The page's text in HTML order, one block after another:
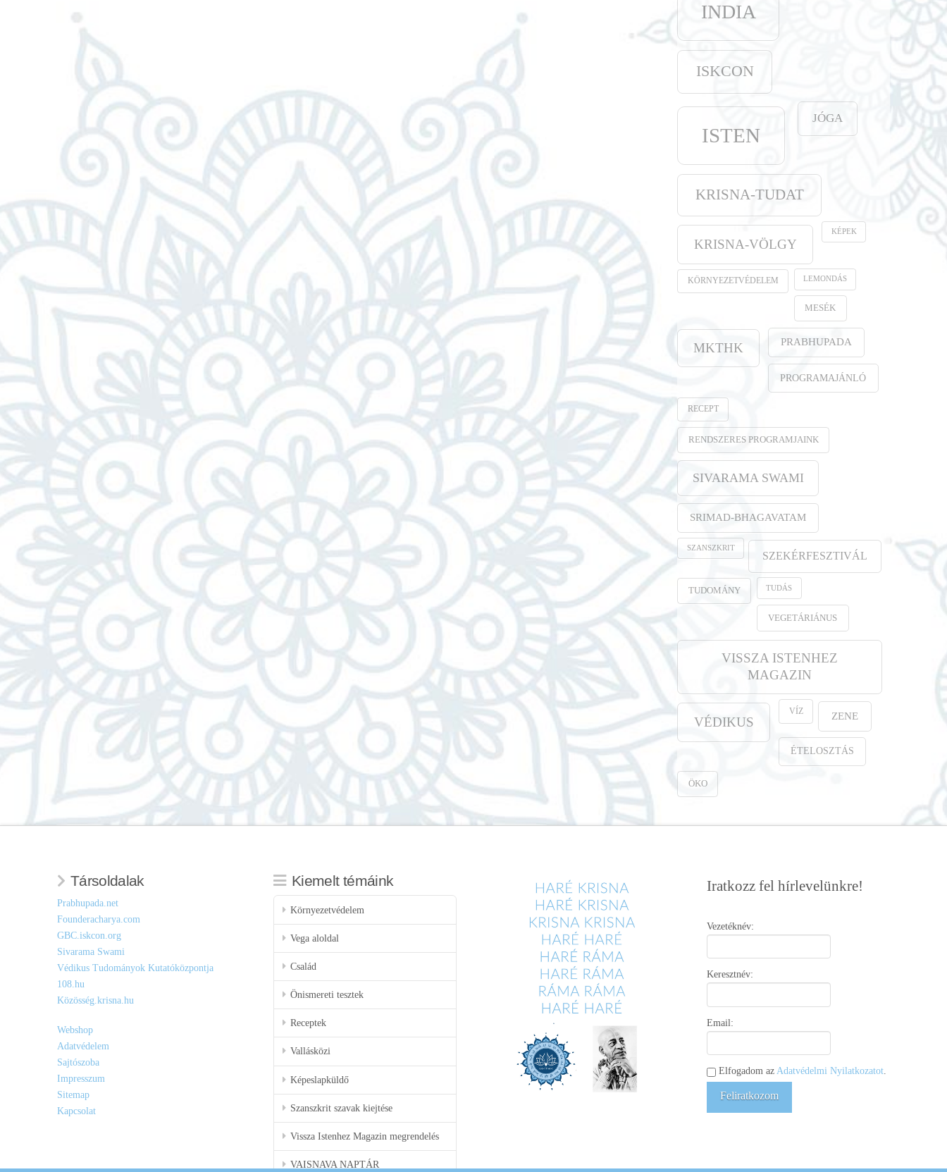
INDIA
ISKCON
ISTEN
JÓGA
KRISNA-TUDAT
KRISNA-VÖLGY
KÉPEK
KÖRNYEZETVÉDELEM LEMONDÁS
MESÉK
MKTHK PRABHUPADA
PROGRAMAJÁNLÓ
RECEPT
RENDSZERES PROGRAMJAINK
SIVARAMA SWAMI
SRIMAD-BHAGAVATAM
SZANSZKRIT
SZEKÉRFESZTIVÁL
TUDOMÁNY TUDÁS
VEGETÁRIÁNUS
VISSZA ISTENHEZ
MAGAZIN
VÉDIKUS
VÍZ ZENE
ÉTELOSZTÁS
ÖKO
Társoldalak
Prabhupada.net
Founderacharya.com
GBC.iskcon.org
Sivarama Swami
Védikus Tudományok Kutatóközpontja
108.hu
Közösség.krisna.hu
Webshop
Adatvédelem
Sajtószoba
Impresszum
Sitemap
Kapcsolat
Kiemelt témáink
Környezetvédelem
Vega aloldal
Család
Önismereti tesztek
Receptek
Vallásközi
Képeslapküldő
Szanszkrit szavak kiejtése
Vissza Istenhez Magazin megrendelés
VAISNAVA NAPTÁR
Iratkozz fel hírlevelünkre!
Vezetéknév:
Keresztnév:
Email:
Elfogadom azAdatvédelmi Nyilatkozatot.
Feliratkozom